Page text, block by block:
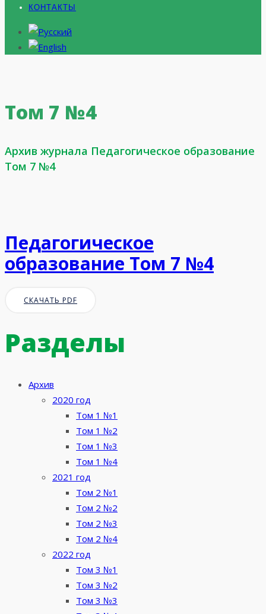
КОНТАКТЫ
Том 7 №4
Архив журнала Педагогическое образование
Том 7 №4
Педагогическое
образование Том 7 №4
СКАЧАТЬ PDF
Разделы
Архив
2020 год
Том 1 №1
Том 1 №2
Том 1 №3
Том 1 №4
2021 год
Том 2 №1
Том 2 №2
Том 2 №3
Том 2 №4
2022 год
Том 3 №1
Том 3 №2
Том 3 №3